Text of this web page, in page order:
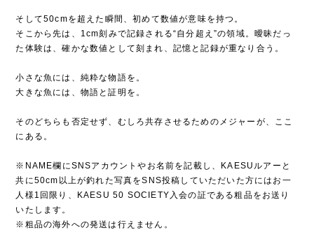
そして50cmを超えた瞬間、初めて数値が意味を持つ。
そこから先は、1cm刻みで記録される“自分超え”の領域。曖昧だっ
た体験は、確かな数値として刻まれ、記憶と記録が重なり合う。
小さな魚には、純粋な物語を。
大きな魚には、物語と証明を。
そのどちらも否定せず、むしろ共存させるためのメジャーが、ここ
にある。
※NAME欄にSNSアカウントやお名前を記載し、KAESUルアーと
共に50cm以上が釣れた写真をSNS投稿していただいた方にはお一
人様1回限り、KAESU 50 SOCIETY入会の証である粗品をお送り
いたします。
※粗品の海外への発送は行えません。